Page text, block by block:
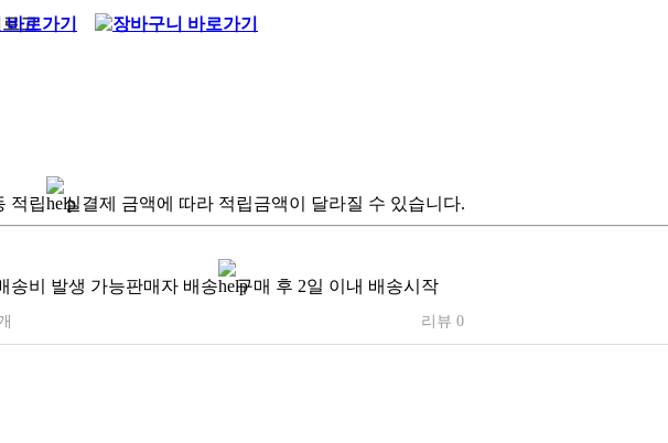
적립 실결제 금액에 따라 적립금액이 달라질 수 있습니다.
송비 발생 가능판매자 배송 구매 후 2일 이내 배송시작
리뷰 0